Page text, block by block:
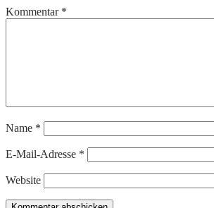
Kommentar *
Name *
E-Mail-Adresse *
Website